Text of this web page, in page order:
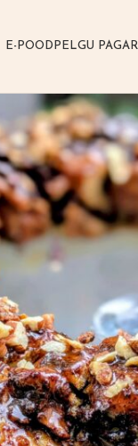
E-POOD PELGU PAGAR